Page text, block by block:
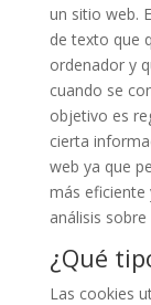
un sitio web.
de texto que
ordenador y
cuando se
objetivo es
cierta
web ya que
más eficiente
análisis
¿Qué
Las cookies